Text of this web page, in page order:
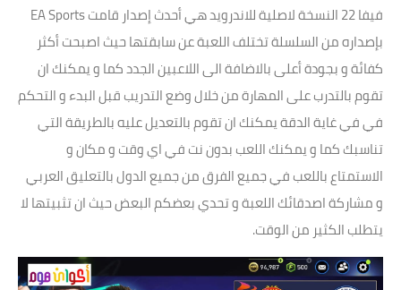
فيفا 22 النسخة لاصلية للاندرويد هي أحدث إصدار قامت EA Sports
بإصداره من السلسلة تختلف اللعبة عن سابقتها حيث اصبحت أكثر
كفائة و بجودة أعلى بالاضافة الى اللاعبين الجدد كما و يمكنك ان
تقوم بالتدرب على المهارة من خلال وضع التدريب قبل البدء و التحكم
في في غاية الدقة يمكنك ان تقوم بالتعديل عليه بالطريقة التي
تناسبك كما و يمكنك اللعب بدون نت في اي وقت و مكان و
الاستمتاع باللعب في جميع الفرق من جميع الدول بالتعليق العربي
و مشاركة اصدقائك اللعبة و تحدي بعضكم البعض حيث ان تثبيتها لا
يتطلب الكثير من الوقت.